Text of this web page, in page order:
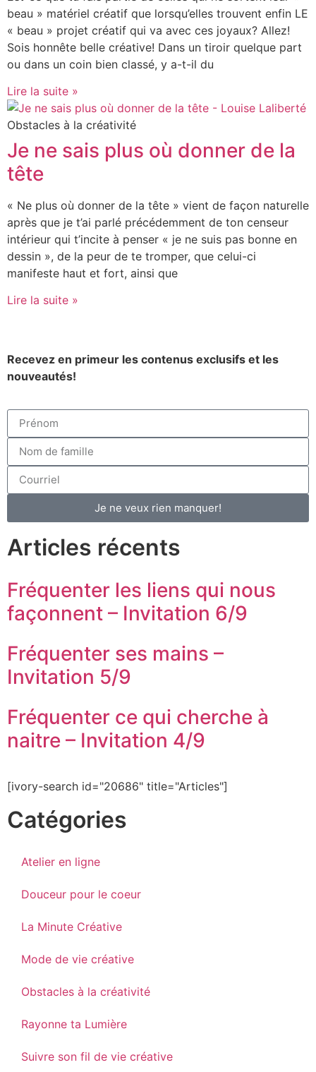
beau » matériel créatif que lorsqu’elles trouvent enfin LE
« beau » projet créatif qui va avec ces joyaux? Allez!
Sois honnête belle créative! Dans un tiroir quelque part
ou dans un coin bien classé, y a-t-il du
Lire la suite »
Obstacles à la créativité
Je ne sais plus où donner de la
tête
« Ne plus où donner de la tête » vient de façon naturelle
après que je t’ai parlé précédemment de ton censeur
intérieur qui t’incite à penser « je ne suis pas bonne en
dessin », de la peur de te tromper, que celui-ci
manifeste haut et fort, ainsi que
Lire la suite »
Recevez en primeur les contenus exclusifs et les
nouveautés!
Je ne veux rien manquer!
Articles récents
Fréquenter les liens qui nous
façonnent – Invitation 6/9
Fréquenter ses mains –
Invitation 5/9
Fréquenter ce qui cherche à
naitre – Invitation 4/9
[ivory-search id="20686" title="Articles"]
Catégories
Atelier en ligne
Douceur pour le coeur
La Minute Créative
Mode de vie créative
Obstacles à la créativité
Rayonne ta Lumière
Suivre son fil de vie créative